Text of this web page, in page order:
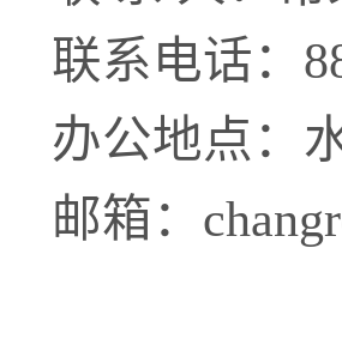
联系电话：
办公地点：
邮箱：